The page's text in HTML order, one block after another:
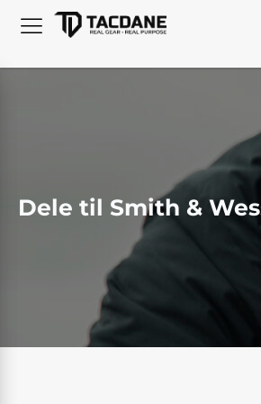
Dele til Smith &